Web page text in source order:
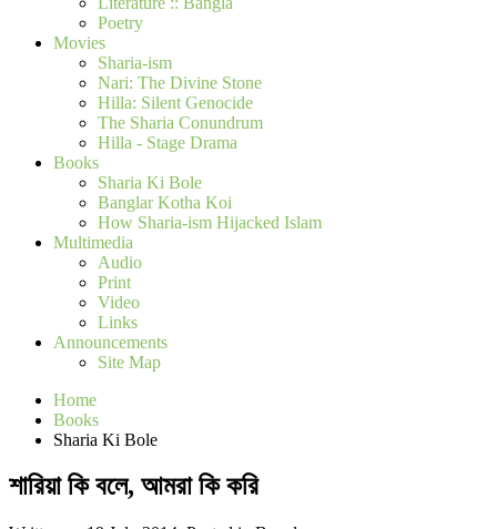
Poetry
Movies
Sharia-ism
Nari: The Divine Stone
Hilla: Silent Genocide
The Sharia Conundrum
Hilla - Stage Drama
Books
Sharia Ki Bole
Banglar Kotha Koi
How Sharia-ism Hijacked Islam
Multimedia
Audio
Print
Video
Links
Announcements
Site Map
Home
Books
Sharia Ki Bole
শারিয়া কি বলে, আমরা কি করি